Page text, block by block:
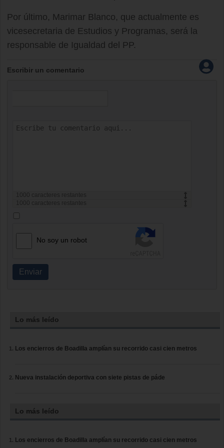
Por último, Marimar Blanco, que actualmente es
vicesecretaria de Estudios y Programas, será la
responsable de Igualdad del PP.
Escribir un comentario
caracteres restantes
caracteres restantes
No soy un robot
Enviar
Lo más leído
Los encierros de Boadilla amplían su recorrido casi cien metros
Nueva instalación deportiva con siete pistas de páde
Lo más leído
Los encierros de Boadilla amplían su recorrido casi cien metros